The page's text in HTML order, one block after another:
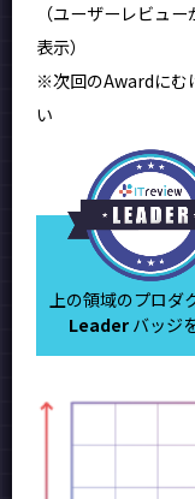
（ユーザーレビュ
表示）
※次回のAwardにむ
い
上の領域のプロダ
Leaderバッジ